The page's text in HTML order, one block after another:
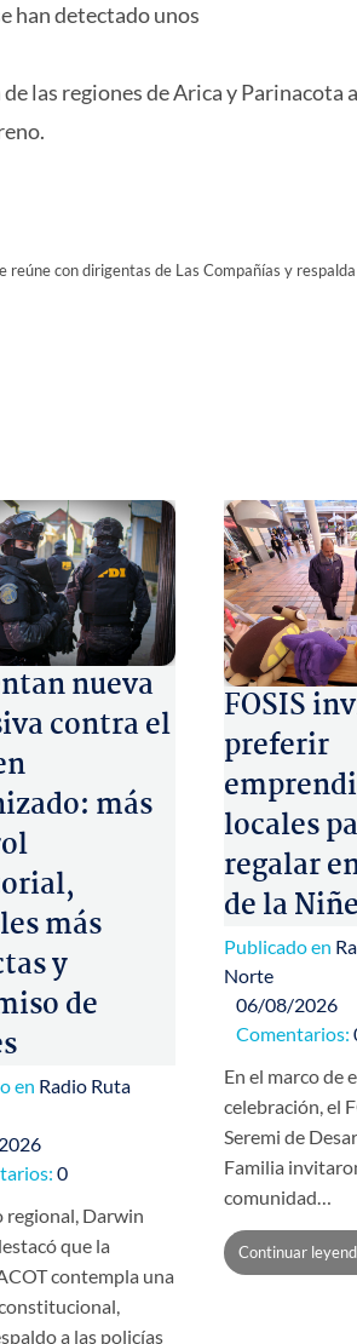
han detectado unos
las regiones de Arica y Parinacota
nueva
contra el
más
más
y
de
en Radio Ruta
0
regional, Darwin
que la
contempla una
a las policías
FOSIS
preferir
locales
regalar
de la
Publicado en
Norte
06/08/2026
Comentarios:
En el marco de
celebración, el
Seremi de
Familia
comunidad…
Continuar